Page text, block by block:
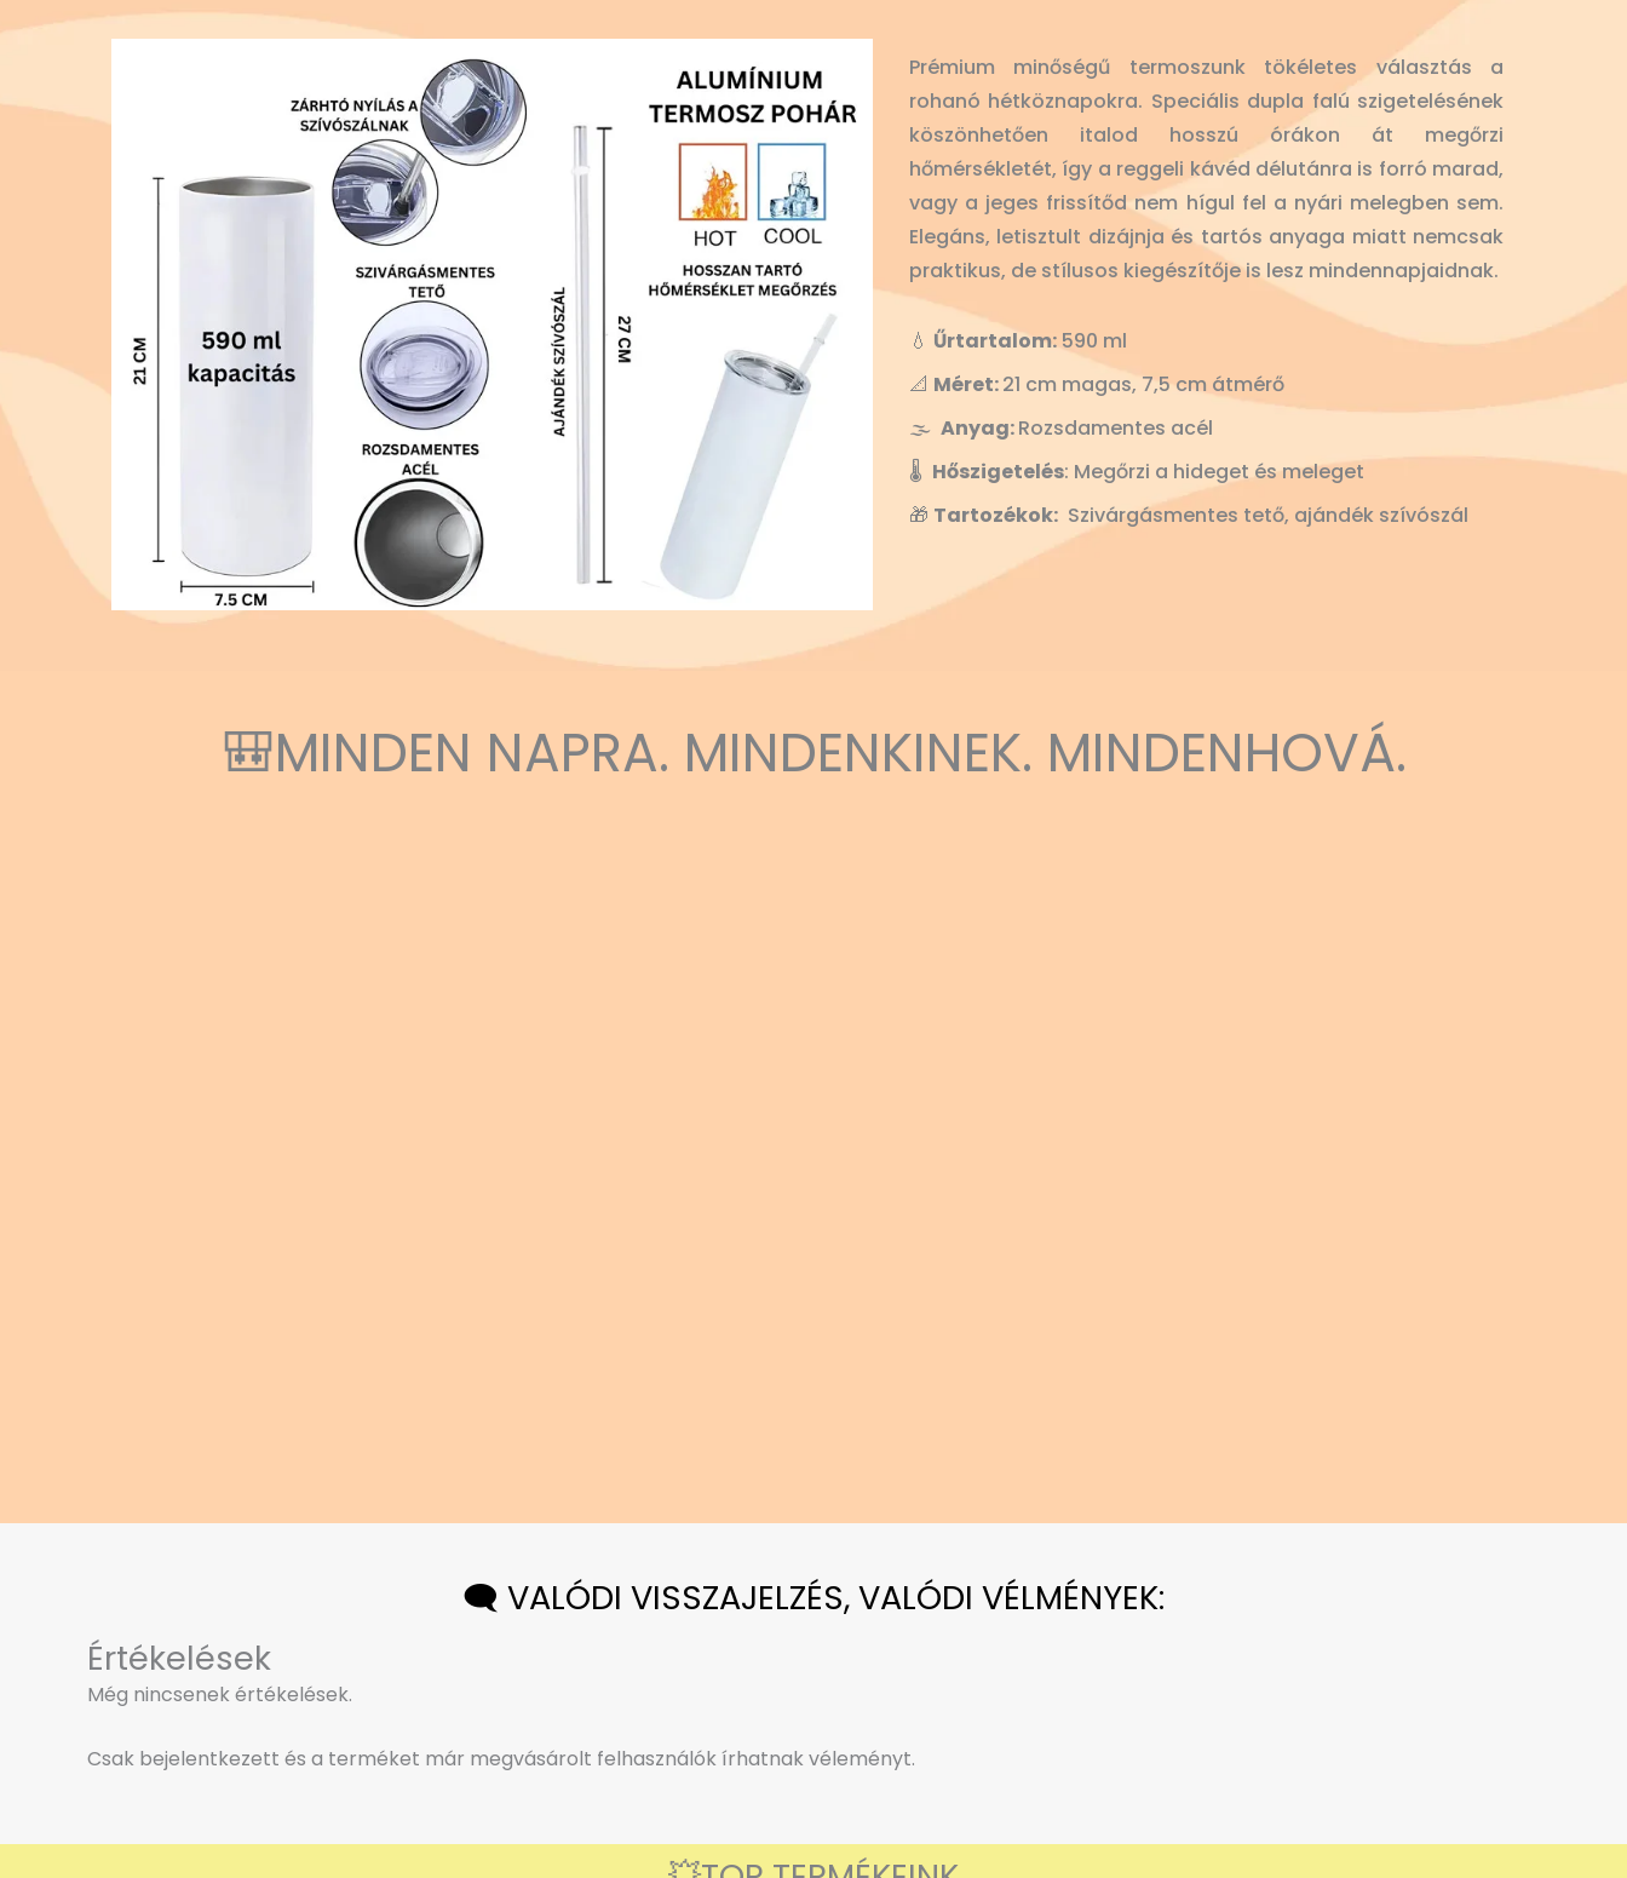
Prémium minőségű termoszunk tökéletes választás a
rohanó hétköznapokra. Speciális dupla falú szigetelésének
köszönhetően italod hosszú órákon át megőrzi
hőmérsékletét, így a reggeli kávéd délutánra is forró marad,
vagy a jeges frissítőd nem hígul fel a nyári melegben sem.
Elegáns, letisztult dizájnja és tartós anyaga miatt nemcsak
praktikus, de stílusos kiegészítője is lesz mindennapjaidnak.
💧 Űrtartalom: 590 ml
📐 Méret:21 cm magas, 7,5 cm átmérő
🌫️ Anyag:Rozsdamentes acél
🌡️ Hőszigetelés: Megőrzi a hideget és meleget
🎁 Tartozékok: Szivárgásmentes tető, ajándék szívószál
🎒MINDEN NAPRA. MINDENKINEK. MINDENHOVÁ.
🗨️ VALÓDI VISSZAJELZÉS, VALÓDI VÉLMÉNYEK:
Értékelések
Még nincsenek értékelések.
Csak bejelentkezett és a terméket már megvásárolt felhasználók írhatnak véleményt.